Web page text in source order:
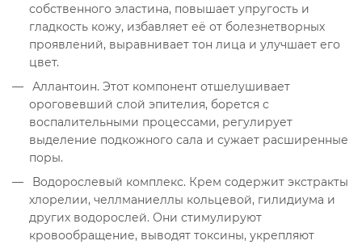
собственного эластина, повышает упругость и
гладкость кожу, избавляет её от болезнетворных
проявлений, выравнивает тон лица и улучшает его
цвет.
Аллантоин. Этот компонент отшелушивает
ороговевший слой эпителия, борется с
воспалительными процессами, регулирует
выделение подкожного сала и сужает расширенные
поры.
Водорослевый комплекс. Крем содержит экстракты
хлорелии, челлманиеллы кольцевой, гилидиума и
других водорослей. Они стимулируют
кровообращение, выводят токсины, укрепляют